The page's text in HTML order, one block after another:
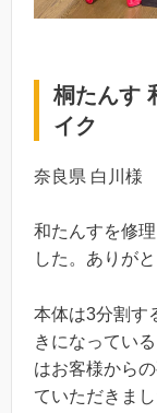
桐たんす
イク
奈良県 白川様
和たんすを修
した。ありが
本体は3分割す
きになってい
はお客様から
ていただきまし